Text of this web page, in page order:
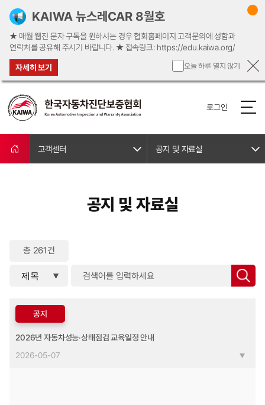
KAIWA 뉴스레CAR 8월호
★ 매월 웹진 문자 구독을 원하시는 경우 협회홈페이지 고객문의에 성함과
연락처를 공유해 주시기 바랍니다. ★ ​접속링크: https://edu.kaiwa.org/
자세히 보기 오늘 하루 열지 않기
로그인
고객센터 공지 및 자료실
공지 및 자료실
총 261건
공지
2026년 자동차성능‧상태점검 교육일정 안내
2026-05-07